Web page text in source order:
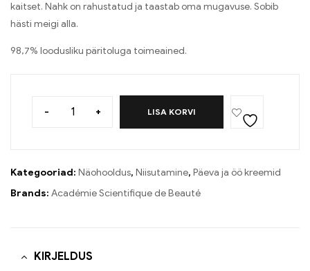
kaitset. Nahk on rahustatud ja taastab oma mugavuse. Sobib
hästi meigi alla.
98,7% loodusliku päritoluga toimeained.
- + LISA KORVI
Kategooriad: Näohooldus, Niisutamine, Päeva ja öö kreemid
Brands: Académie Scientifique de Beauté
KIRJELDUS